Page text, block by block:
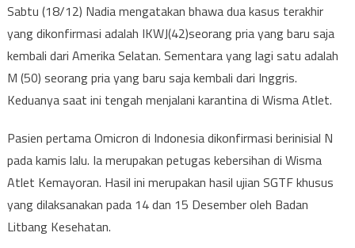
Sabtu (18/12) Nadia mengatakan bhawa dua kasus terakhir
yang dikonfirmasi adalah IKWJ(42)seorang pria yang baru saja
kembali dari Amerika Selatan. Sementara yang lagi satu adalah
M (50) seorang pria yang baru saja kembali dari Inggris.
Keduanya saat ini tengah menjalani karantina di Wisma Atlet.
Pasien pertama Omicron di Indonesia dikonfirmasi berinisial N
pada kamis lalu. Ia merupakan petugas kebersihan di Wisma
Atlet Kemayoran. Hasil ini merupakan hasil ujian SGTF khusus
yang dilaksanakan pada 14 dan 15 Desember oleh Badan
Litbang Kesehatan.